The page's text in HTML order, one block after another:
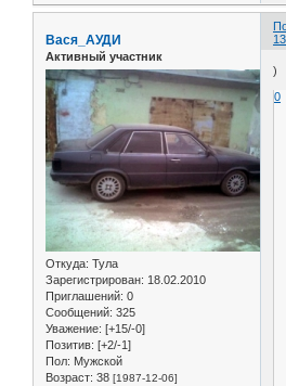
Вася_АУДИ
Активный участник
Откуда: Тула
Зарегистрирован: 18.02.2010
Приглашений: 0
Сообщений: 325
Уважение: [+15/-0]
Позитив: [+2/-1]
Пол: Мужской
Возраст: 38 [1987-12-06]
)
0